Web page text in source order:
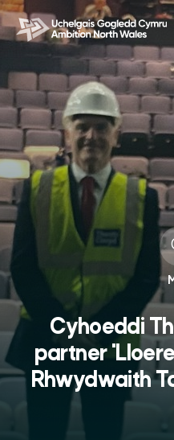
Cyhoeddi
partner
Rhwydwaith